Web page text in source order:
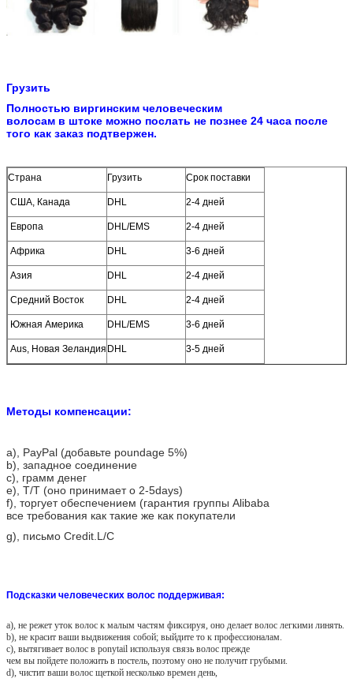
Грузить
Полностью виргинским человеческим
волосам в штоке можно послать не познее 24 часа после
того как заказ подтвержен.
Страна Грузить Срок поставки
США, Канада DHL 2-4 дней
Европа DHL/EMS 2-4 дней
Африка DHL 3-6 дней
Азия DHL 2-4 дней
Средний Восток DHL 2-4 дней
Южная Америка DHL/EMS 3-6 дней
Aus, Новая Зеландия DHL 3-5 дней
Методы компенсации:
a), PayPal (добавьте poundage 5%)
b), западное соединение
c), грамм денег
e), T/T (оно принимает о 2-5days)
f), торгует обеспечением (гарантия группы Alibaba
все требования как такие же как покупатели
g), письмо Credit.L/C
Подсказки человеческих волос поддерживая:
a), не режет уток волос к малым частям фиксируя, оно делает волос легкими линять.
b), не красит ваши выдвижения собой; выйдите то к профессионалам.
c), вытягивает волос в ponytail используя связь волос прежде
чем вы пойдете положить в постель, поэтому оно не получит грубыми.
d), чистит ваши волос щеткой несколько времен день,